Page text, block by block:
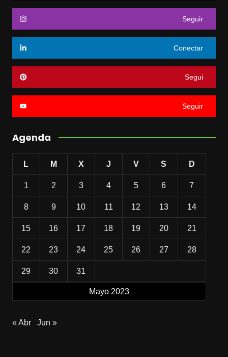
Seguir
Conectar
Segui
Seguir
Agenda
Mayo 2023
L M X J V S D
1 2 3 4 5 6 7
8 9 10 11 12 13 14
15 16 17 18 19 20 21
22 23 24 25 26 27 28
29 30 31
« Abr Jun »